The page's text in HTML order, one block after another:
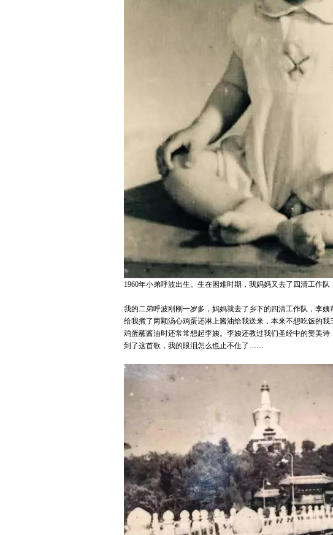
1960年小弟呼波出生。生在困难时期，我妈妈又去了四清工作
我的二弟呼波刚刚一岁多，妈妈就去了乡下的四清工作队，李
给我煮了两颗汤心鸡蛋还淋上酱油给我送来，本来不想吃饭的
鸡蛋蘸酱油时还常常想起李姨。李姨还教过我们圣经中的赞美
到了这首歌，我的眼泪怎么也止不住了……